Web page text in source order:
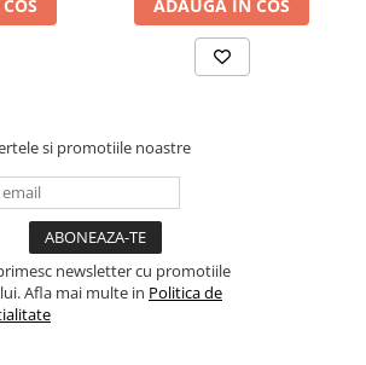
ADAUGA IN COS
si promotiile noastre
newsletter cu promotiile
Afla mai multe in Politica de